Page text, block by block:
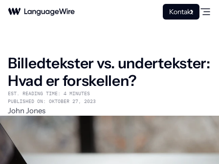
Kontakt
Billedtekster vs. undertekster:
Hvad er forskellen?
EST. READING TIME: 4 MINUTES
PUBLISHED ON: OKTOBER 27, 2023
John Jones